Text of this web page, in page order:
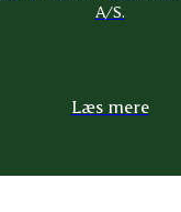
A/S.
Læs mere